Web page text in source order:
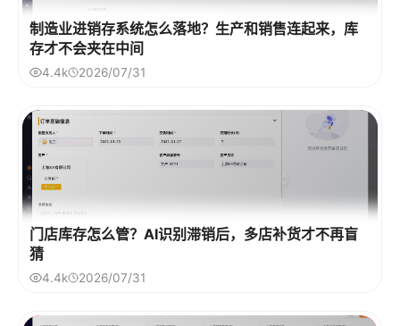
制造业进销存系统怎么落地？生产和销售连起来，库
存才不会夹在中间
4.4k 2026/07/31
门店库存怎么管？AI识别滞销后，多店补货才不再盲
猜
4.4k 2026/07/31